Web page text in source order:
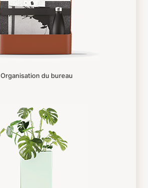
Organisation du bureau